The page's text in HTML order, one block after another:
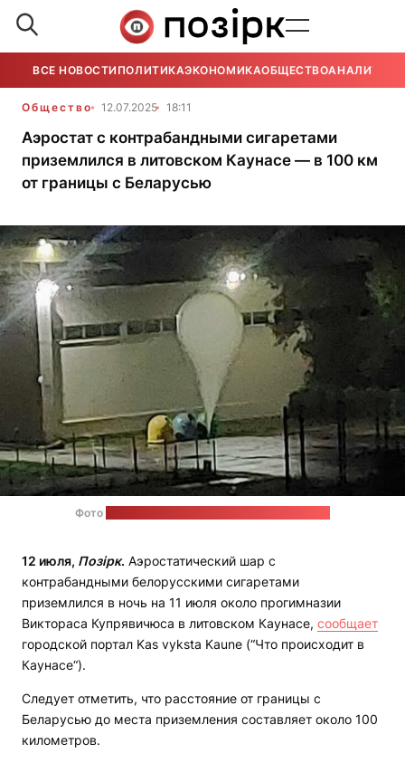
ВСЕ НОВОСТИ ПОЛИТИКАЭКОНОМИКАОБЩЕСТВОАНАЛИТИКА
Общество 12.07.2025 18:11
Аэростат с контрабандными сигаретами
приземлился в литовском Каунасе — в 100 км
от границы с Беларусью
Фото
12 июля, Позірк. Аэростатический шар с
контрабандными белорусскими сигаретами
приземлился в ночь на 11 июля около прогимназии
Виктораса Купрявичюса в литовском Каунасе, сообщает
городской портал Kas vyksta Kaune (“Что происходит в
Каунасе“).
Следует отметить, что расстояние от границы с
Беларусью до места приземления составляет около 100
километров.